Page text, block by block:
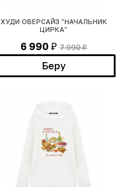
ХУДИ ОВЕРСАЙЗ "НАЧАЛЬНИК
ЦИРКА"
6 990 ₽ 7 990₽
Беру